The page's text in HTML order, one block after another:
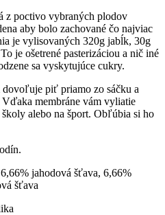
z poctivo vybraných plodov
aby bolo zachované čo najviac
je vylisovaných 320g jabĺk, 30g
je ošetrené pasterizáciou a nič iné
sa vyskytujúce cukry.
piť priamo zo sáčku a
membráne vám vyliatie
alebo na šport. Obľúbia si ho
jahodová šťava, 6,66%
šťava